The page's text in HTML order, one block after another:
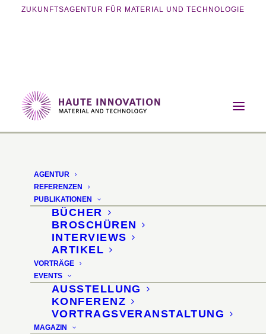
ZUKUNFTSAGENTUR FÜR MATERIAL UND TECHNOLOGIE
AGENTUR
REFERENZEN
PUBLIKATIONEN
BÜCHER
BROSCHÜREN
INTERVIEWS
ARTIKEL
VORTRÄGE
EVENTS
AUSSTELLUNG
KONFERENZ
VORTRAGSVERANSTALTUNG
MAGAZIN
Home Magazin
Smart Materials
Feuerschutzfaser für Multifunktionsdecken